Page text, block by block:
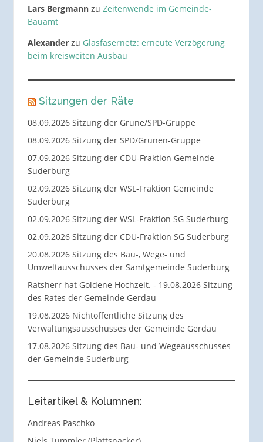
Lars Bergmannzu Zeitenwende im Gemeinde-
Bauamt
Alexanderzu Glasfasernetz: erneute Verzögerung
beim kreisweiten Ausbau
Sitzungen der Räte
08.09.2026 Sitzung der Grüne/SPD-Gruppe
08.09.2026 Sitzung der SPD/Grünen-Gruppe
07.09.2026 Sitzung der CDU-Fraktion Gemeinde
Suderburg
02.09.2026 Sitzung der WSL-Fraktion Gemeinde
Suderburg
02.09.2026 Sitzung der WSL-Fraktion SG Suderburg
02.09.2026 Sitzung der CDU-Fraktion SG Suderburg
20.08.2026 Sitzung des Bau-, Wege- und
Umweltausschusses der Samtgemeinde Suderburg
Ratsherr hat Goldene Hochzeit. - 19.08.2026 Sitzung
des Rates der Gemeinde Gerdau
19.08.2026 Nichtöffentliche Sitzung des
Verwaltungsausschusses der Gemeinde Gerdau
17.08.2026 Sitzung des Bau- und Wegeausschusses
der Gemeinde Suderburg
Leitartikel & Kolumnen:
Andreas Paschko